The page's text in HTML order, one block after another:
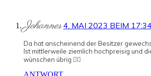
Johannes 4. MAI 2023 BEIM 17:34
Da hat anscheinend der Besitzer
Ist mittlerweile ziemlich hochpreisig und
wünschen übrig 🤷‍♂️